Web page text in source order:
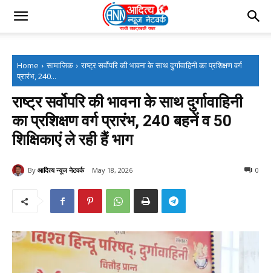
Home सामाजिक
राष्ट्र सर्वोपरि की भावना के साथ दुर्गावाहिनी का प्रशिक्षण वर्ग
प्रारंभ, 240...
राष्ट्र सर्वोपरि की भावना के साथ दुर्गावाहिनी
का प्रशिक्षण वर्ग प्रारंभ, 240 बहनें व 50
शिक्षिकाएं ले रही हैं भाग
By आदित्य न्यूज नेटवर्क May 18, 2026 0